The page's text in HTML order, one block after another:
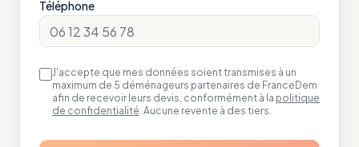
Téléphone
J'accepte que mes données soient transmises à un
maximum de 5 déménageurs partenaires de FranceDem
afin de recevoir leurs devis, conformément à la politique
de confidentialité. Aucune revente à des tiers.